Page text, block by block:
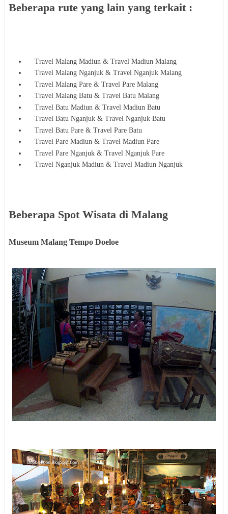
Beberapa rute yang lain yang terkait :
Travel Malang Madiun & Travel Madiun Malang
Travel Malang Nganjuk & Travel Nganjuk Malang
Travel Malang Pare & Travel Pare Malang
Travel Malang Batu & Travel Batu Malang
Travel Batu Madiun & Travel Madiun Batu
Travel Batu Nganjuk & Travel Nganjuk Batu
Travel Batu Pare & Travel Pare Batu
Travel Pare Madiun & Travel Madiun Pare
Travel Pare Nganjuk & Travel Nganjuk Pare
Travel Nganjuk Madiun & Travel Madiun Nganjuk
Beberapa Spot Wisata di Malang
Museum Malang Tempo Doeloe